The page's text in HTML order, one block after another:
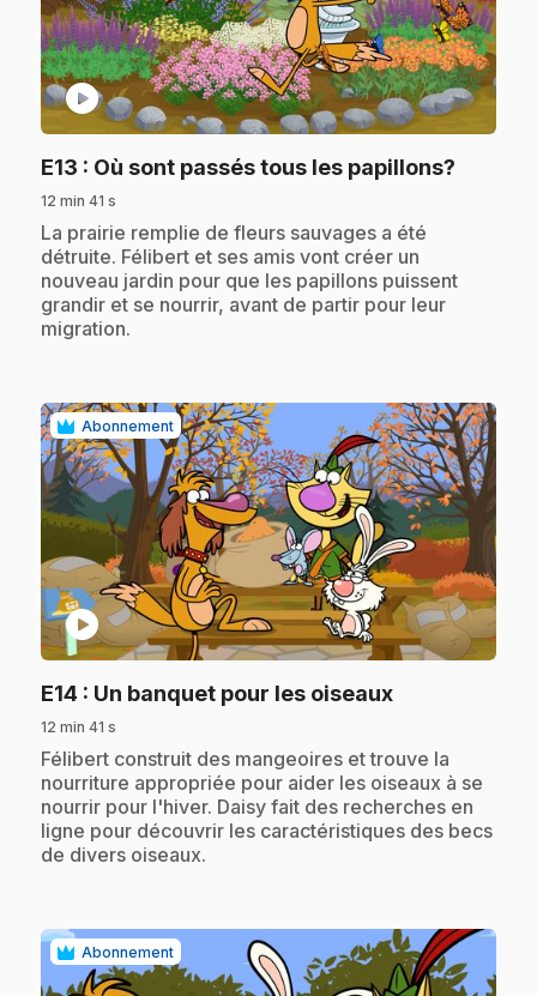
play_circle
E13 : Où sont passés tous les papillons?
12 min 41 s
.La prairie remplie de fleurs sauvages a été
détruite. Félibert et ses amis vont créer un
nouveau jardin pour que les papillons puissent
grandir et se nourrir, avant de partir pour leur
migration.
Abonnement
play_circle
E14 : Un banquet pour les oiseaux.
12 min 41 s
.Félibert construit des mangeoires et trouve la
nourriture appropriée pour aider les oiseaux à se
nourrir pour l'hiver. Daisy fait des recherches en
ligne pour découvrir les caractéristiques des becs
de divers oiseaux.
Abonnement